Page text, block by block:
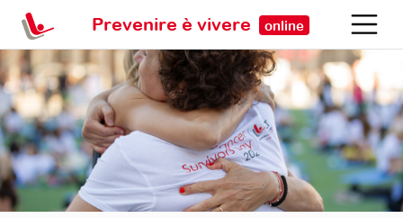
Prevenire è vivere online